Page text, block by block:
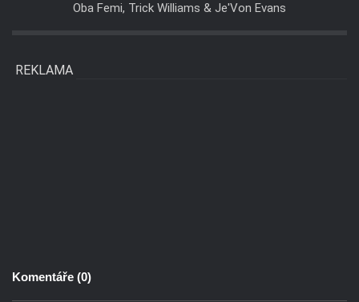
Oba Femi, Trick Williams & Je'Von Evans
REKLAMA
Komentáře (0)